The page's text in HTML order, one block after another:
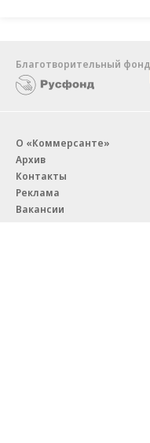
Благотворительный фонд
О «Коммерсанте»
Архив
Контакты
Реклама
Вакансии